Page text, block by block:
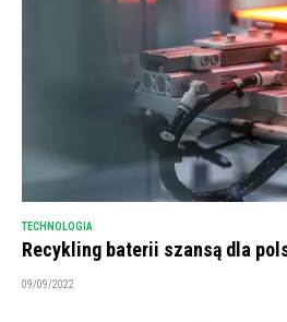
TECHNOLOGIA
Recykling baterii szansą dla
09/09/2022